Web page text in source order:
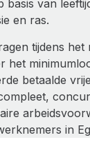
entiteiten op
moeiteloos
De missie van
en Remote
in een oogopslag
basis van
en ras.
tijdens
het
betaalde
in